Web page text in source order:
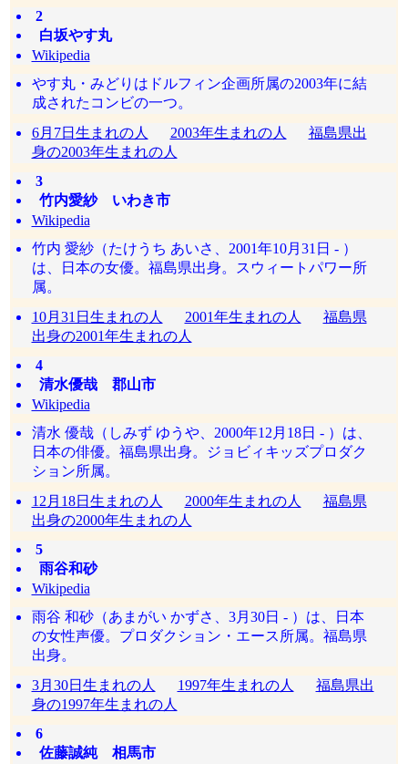
2
白坂やす丸
Wikipedia
やす丸・みどりはドルフィン企画所属の2003年に結
成されたコンビの一つ。
6月7日生まれの人
2003年生まれの人
福島県出
身の2003年生まれの人
3
竹内愛紗 いわき市
Wikipedia
竹内 愛紗（たけうち あいさ、2001年10月31日 - ）
は、日本の女優。福島県出身。スウィートパワー所
属。
10月31日生まれの人
2001年生まれの人
福島県
出身の2001年生まれの人
4
清水優哉 郡山市
Wikipedia
清水 優哉（しみず ゆうや、2000年12月18日 - ）は、
日本の俳優。福島県出身。ジョビィキッズプロダク
ション所属。
12月18日生まれの人
2000年生まれの人
福島県
出身の2000年生まれの人
5
雨谷和砂
Wikipedia
雨谷 和砂（あまがい かずさ、3月30日 - ）は、日本
の女性声優。プロダクション・エース所属。福島県
出身。
3月30日生まれの人
1997年生まれの人
福島県出
身の1997年生まれの人
6
佐藤誠純 相馬市